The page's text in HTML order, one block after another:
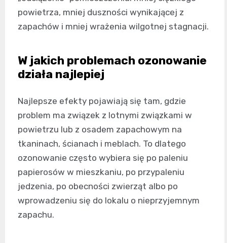
powietrza, mniej duszności wynikającej z
zapachów i mniej wrażenia wilgotnej stagnacji.
W jakich problemach ozonowanie
działa najlepiej
Najlepsze efekty pojawiają się tam, gdzie
problem ma związek z lotnymi związkami w
powietrzu lub z osadem zapachowym na
tkaninach, ścianach i meblach. To dlatego
ozonowanie często wybiera się po paleniu
papierosów w mieszkaniu, po przypaleniu
jedzenia, po obecności zwierząt albo po
wprowadzeniu się do lokalu o nieprzyjemnym
zapachu.